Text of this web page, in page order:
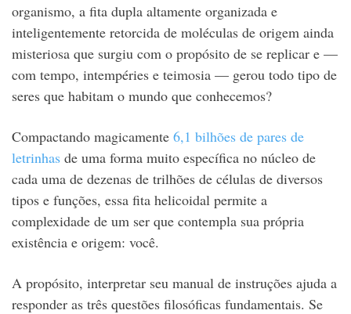
organismo, a fita dupla altamente organizada e
inteligentemente retorcida de moléculas de origem ainda
misteriosa que surgiu com o propósito de se replicar e —
com tempo, intempéries e teimosia — gerou todo tipo de
seres que habitam o mundo que conhecemos?
Compactando magicamente 6,1 bilhões de pares de
letrinhas de uma forma muito específica no núcleo de
cada uma de dezenas de trilhões de células de diversos
tipos e funções, essa fita helicoidal permite a
complexidade de um ser que contempla sua própria
existência e origem: você.
A propósito, interpretar seu manual de instruções ajuda a
responder as três questões filosóficas fundamentais. Se